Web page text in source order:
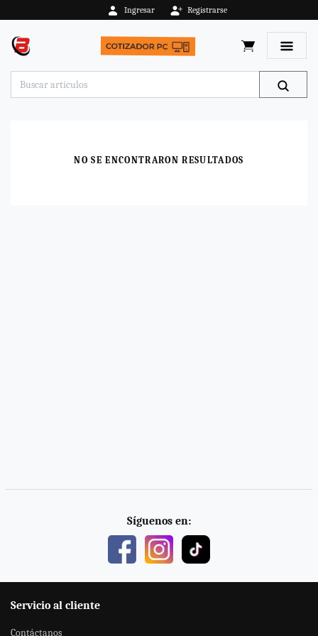
Ingresar Registrarse
NO SE ENCONTRARON RESULTADOS
Síguenos en:
Servicio al cliente
Contáctanos